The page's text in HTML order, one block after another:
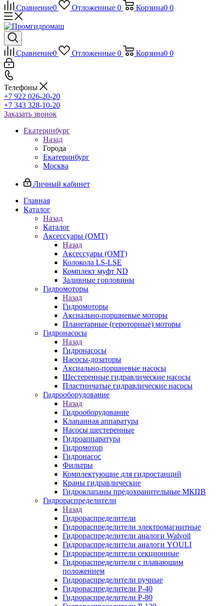
Сравнение0 Отложенные 0 Корзина0 0
Сравнение0 Отложенные 0 Корзина0 0
Телефоны
+7 922 026-20-20
+7 343 328-10-20
Заказать звонок
Екатеринбург
Назад
Города
Екатеринбург
Москва
Личный кабинет
Главная
Каталог
Назад
Каталог
Аксессуары (OMT)
Назад
Аксессуары (OMT)
Колокола LS-LSE
Комплект муфт ND
Заливные горловины
Гидромоторы
Назад
Гидромоторы
Аксиально-поршневые моторы
Планетарные (героторные) моторы
Гидронасосы
Назад
Гидронасосы
Насосы-дозаторы
Аксиально-поршневые насосы
Шестеренные гидравлические насосы
Пластинчатые гидравлические насосы
Гидрооборудование
Назад
Гидрооборудование
Клапанная аппаратура
Насосы шестеренные
Гидроаппаратура
Гидромотор
Гидронасос
Фильтры
Комплектующие для гидростанций
Краны гидравлические
Гидроклапаны предохранительные МКПВ
Гидрораспределители
Назад
Гидрораспределители
Гидрораспределители электромагнитные
Гидрораспределители аналоги Walvoil
Гидрораспределители аналоги YOULI
Гидрораспределители секционные
Гидрораспределители с плавающим
положением
Гидрораспределители ручные
Гидрораспределители Р-40
Гидрораспределители Р-80